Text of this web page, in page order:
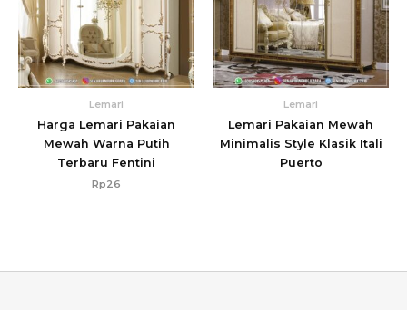
Lemari
Harga Lemari Pakaian
Mewah Warna Putih
Terbaru Fentini
Rp26
Lemari
Lemari Pakaian Mewah
Minimalis Style Klasik Itali
Puerto